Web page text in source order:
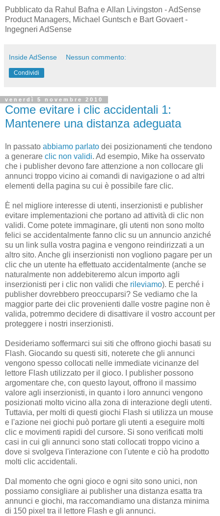
Pubblicato da Rahul Bafna e Allan Livingston - AdSense
Product Managers, Michael Guntsch e Bart Govaert -
Ingegneri AdSense
Inside AdSense Nessun commento:
Condividi
venerdì 5 novembre 2010
Come evitare i clic accidentali 1:
Mantenere una distanza adeguata
In passato abbiamo parlato dei posizionamenti che tendono
a generare clic non validi. Ad esempio, Mike ha osservato
che i publisher devono fare attenzione a non collocare gli
annunci troppo vicino ai comandi di navigazione o ad altri
elementi della pagina su cui è possibile fare clic.
È nel migliore interesse di utenti, inserzionisti e publisher
evitare implementazioni che portano ad attività di clic non
validi. Come potete immaginare, gli utenti non sono molto
felici se accidentalmente fanno clic su un annuncio anziché
su un link sulla vostra pagina e vengono reindirizzati a un
altro sito. Anche gli inserzionisti non vogliono pagare per un
clic che un utente ha effettuato accidentalmente (anche se
naturalmente non addebiteremo alcun importo agli
inserzionisti per i clic non validi che rileviamo). E perché i
publisher dovrebbero preoccuparsi? Se vediamo che la
maggior parte dei clic provenienti dalle vostre pagine non è
valida, potremmo decidere di disattivare il vostro account per
proteggere i nostri inserzionisti.
Desideriamo soffermarci sui siti che offrono giochi basati su
Flash. Giocando su questi siti, noterete che gli annunci
vengono spesso collocati nelle immediate vicinanze del
lettore Flash utilizzato per il gioco. I publisher possono
argomentare che, con questo layout, offrono il massimo
valore agli inserzionisti, in quanto i loro annunci vengono
posizionati molto vicino alla zona di interazione degli utenti.
Tuttavia, per molti di questi giochi Flash si utilizza un mouse
e l'azione nei giochi può portare gli utenti a eseguire molti
clic e movimenti rapidi del cursore. Si sono verificati molti
casi in cui gli annunci sono stati collocati troppo vicino a
dove si svolgeva l'interazione con l'utente e ciò ha prodotto
molti clic accidentali.
Dal momento che ogni gioco e ogni sito sono unici, non
possiamo consigliare ai publisher una distanza esatta tra
annunci e giochi, ma raccomandiamo una distanza minima
di 150 pixel tra il lettore Flash e gli annunci.